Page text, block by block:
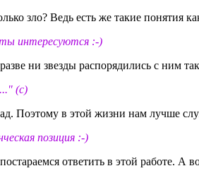
зло? Ведь есть же такие понятия
интересуются :-)
ни звезды распорядились с ним
(с)
Поэтому в этой жизни нам лучше
позиция :-)
ответить в этой работе. А